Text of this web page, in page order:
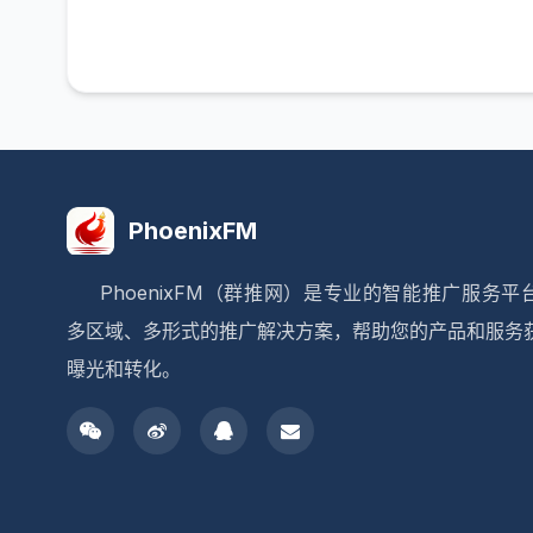
PhoenixFM
PhoenixFM（群推网）是专业的智能推广服务平
多区域、多形式的推广解决方案，帮助您的产品和服务
曝光和转化。